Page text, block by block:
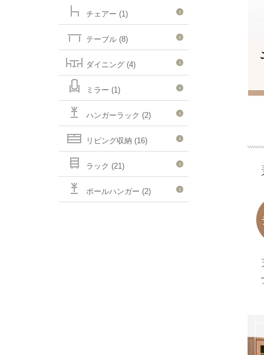
チェアー (1)
テーブル (8)
ダイニング (4)
ミラー (1)
ハンガーラック (2)
リビング収納 (16)
ラック (21)
ポールハンガー (2)